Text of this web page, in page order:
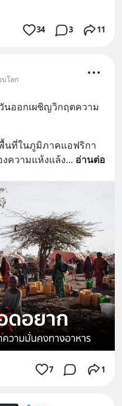
34 3 11
บโลก
นออกเผชิญวิกฤตความ
นที่ในภูมิภาคแอฟริกา
ความแห้งแล้ง... อ่านต่อ
7 1